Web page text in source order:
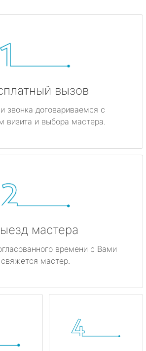
вызов
звонка договариваемся с
визита и выбора мастера.
мастера
времени с Вами
свяжется мастер.